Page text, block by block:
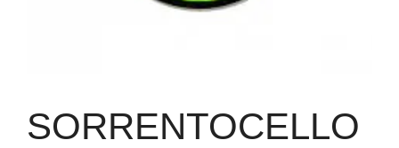
SORRENTOCELLO